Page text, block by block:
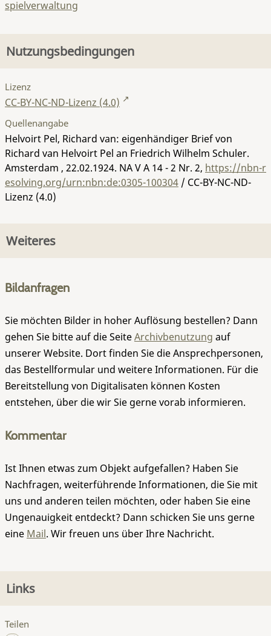
spielverwaltung
Nutzungsbedingungen
Lizenz
CC-BY-NC-ND-Lizenz (4.0)
Quellenangabe
Helvoirt Pel, Richard van: eigenhändiger Brief von
Richard van Helvoirt Pel an Friedrich Wilhelm Schuler.
Amsterdam , 22.02.1924. NA V A 14 - 2 Nr. 2, https://nbn-r
esolving.org/urn:nbn:de:0305-100304 / CC-BY-NC-ND-
Lizenz (4.0)
Weiteres
Bildanfragen
Sie möchten Bilder in hoher Auflösung bestellen? Dann
gehen Sie bitte auf die SeiteArchivbenutzung auf
unserer Website. Dort finden Sie die Ansprechpersonen,
das Bestellformular und weitere Informationen. Für die
Bereitstellung von Digitalisaten können Kosten
entstehen, über die wir Sie gerne vorab informieren.
Kommentar
Ist Ihnen etwas zum Objekt aufgefallen? Haben Sie
Nachfragen, weiterführende Informationen, die Sie mit
uns und anderen teilen möchten, oder haben Sie eine
Ungenauigkeit entdeckt? Dann schicken Sie uns gerne
eine Mail. Wir freuen uns über Ihre Nachricht.
Links
Teilen